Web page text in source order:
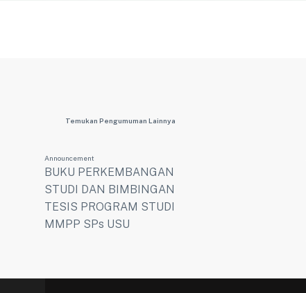
Temukan Pengumuman Lainnya
Announcement
BUKU PERKEMBANGAN
STUDI DAN BIMBINGAN
TESIS PROGRAM STUDI
MMPP SPs USU